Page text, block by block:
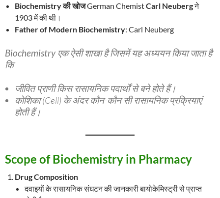
Biochemistry की खोजGerman ChemistCarl Neubergने
1903 में की थी।
Father of Modern Biochemistry: Carl Neuberg
Biochemistryएक ऐसी शाखा है जिसमें यह अध्ययन किया जाता है
कि
जीवित प्राणी किस रासायनिक पदार्थों से बने होते हैं।
कोशिका (Cell) के अंदर कौन-कौन सी रासायनिक प्रक्रियाएं
होती हैं।
Scope of Biochemistry in Pharmacy
Drug Composition
दवाइयों के रासायनिक संघटन की जानकारी बायोकेमिस्ट्री से प्राप्त